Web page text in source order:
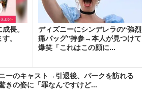
長。
。
ディズニーにシンデレラの“強烈
痛バッグ”持参→本人が見つけて
爆笑「これはこの顔に...
ーのキャスト→引退後、パークを訪れる
の姿に「罪なんですけど...